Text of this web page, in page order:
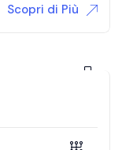
Scopri di Più